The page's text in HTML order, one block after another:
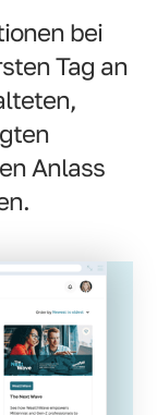
bei
Tag an
Anlass